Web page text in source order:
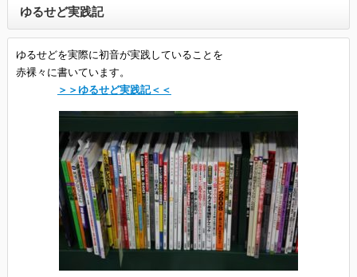
ゆるせど実践記
ゆるせどを実際に初音が実践していることを
赤裸々に書いています。
＞＞ゆるせど実践記＜＜